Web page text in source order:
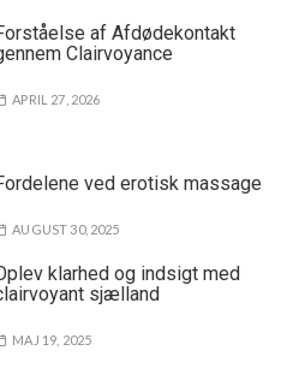
af Afdødekontakt
Clairvoyance
APRIL 27, 2026
ved erotisk massage
AUGUST 30, 2025
klarhed og indsigt med
sjælland
MAJ 19, 2025